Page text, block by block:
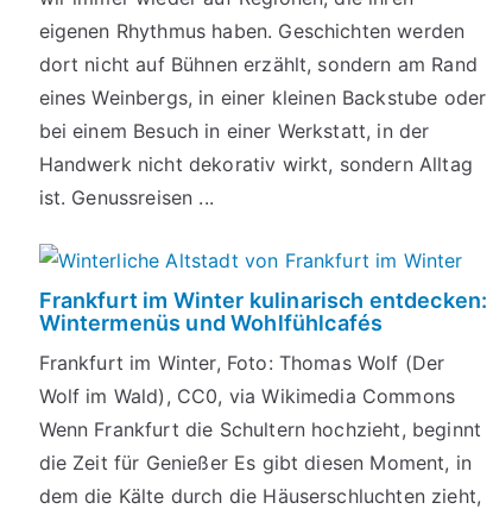
eigenen Rhythmus haben. Geschichten werden
dort nicht auf Bühnen erzählt, sondern am Rand
eines Weinbergs, in einer kleinen Backstube oder
bei einem Besuch in einer Werkstatt, in der
Handwerk nicht dekorativ wirkt, sondern Alltag
ist. Genussreisen ...
Frankfurt im Winter kulinarisch entdecken:
Wintermenüs und Wohlfühlcafés
Frankfurt im Winter, Foto: Thomas Wolf (Der
Wolf im Wald), CC0, via Wikimedia Commons
Wenn Frankfurt die Schultern hochzieht, beginnt
die Zeit für Genießer Es gibt diesen Moment, in
dem die Kälte durch die Häuserschluchten zieht,